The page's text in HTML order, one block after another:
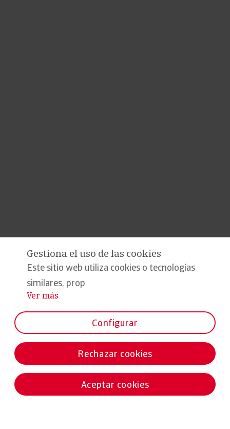
Gestiona el uso de las cookies
Este sitio web utiliza cookies o tecnologías
similares, prop
...
Ver más
Configurar
Rechazar cookies
Aceptar cookies